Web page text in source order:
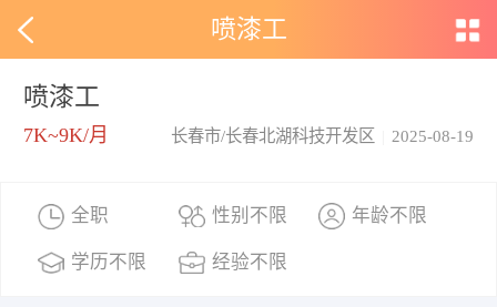
喷漆工
喷漆工
7K~9K/月 2025-08-19
长春市/长春北湖科技开发区
全职 性别不限 年龄不限
学历不限 经验不限